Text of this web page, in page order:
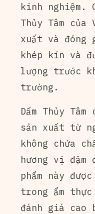
kinh nghiệm.
Thủy Tâm
xuất và
khép kín và
lượng trước
trường.
Dấm Thủy
sản xuất từ
không chứa
hương vị đậm
phẩm này
trong ẩm thực
đánh giá cao